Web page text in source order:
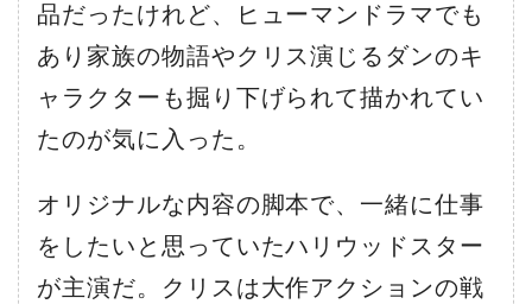
品だったけれど、ヒューマンドラマでも
あり家族の物語やクリス演じるダンのキ
ャラクターも掘り下げられて描かれてい
たのが気に入った。
オリジナルな内容の脚本で、一緒に仕事
をしたいと思っていたハリウッドスター
が主演だ。クリスは大作アクションの戦